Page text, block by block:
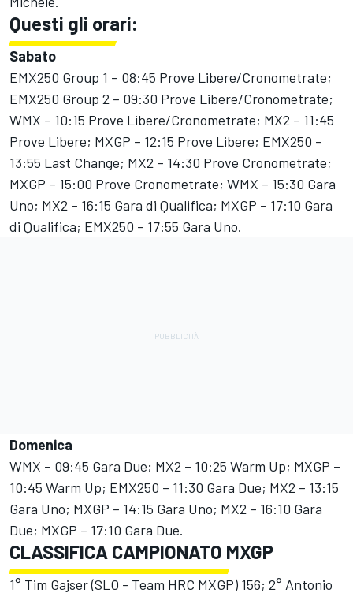
Questi gli orari:
Sabato
EMX250 Group 1 – 08:45 Prove Libere/Cronometrate;
EMX250 Group 2 – 09:30 Prove Libere/Cronometrate;
WMX – 10:15 Prove Libere/Cronometrate; MX2 – 11:45
Prove Libere; MXGP – 12:15 Prove Libere; EMX250 –
13:55 Last Change; MX2 – 14:30 Prove Cronometrate;
MXGP – 15:00 Prove Cronometrate; WMX – 15:30 Gara
Uno; MX2 – 16:15 Gara di Qualifica; MXGP – 17:10 Gara
di Qualifica; EMX250 – 17:55 Gara Uno.
Domenica
WMX – 09:45 Gara Due; MX2 – 10:25 Warm Up; MXGP –
10:45 Warm Up; EMX250 – 11:30 Gara Due; MX2 – 13:15
Gara Uno; MXGP – 14:15 Gara Uno; MX2 – 16:10 Gara
Due; MXGP – 17:10 Gara Due.
CLASSIFICA CAMPIONATO MXGP
1° Tim Gajser (SLO - Team HRC MXGP) 156; 2° Antonio